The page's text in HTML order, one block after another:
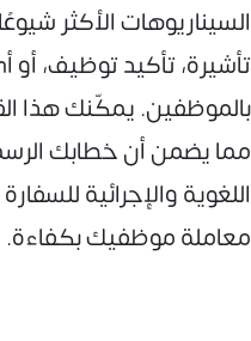
السيناريوهات الأكثر
تأشيرة، تأكيد توظيف،
بالموظفين. يمكّنك هذا
مما يضمن أن خطابك
اللغوية والإجرائية
معاملة موظفيك بكفاءة.